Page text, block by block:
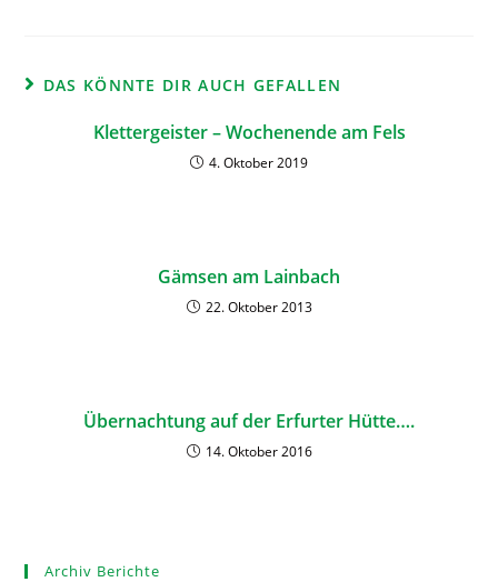
DAS KÖNNTE DIR AUCH GEFALLEN
Klettergeister – Wochenende am Fels
4. Oktober 2019
Gämsen am Lainbach
22. Oktober 2013
Übernachtung auf der Erfurter Hütte….
14. Oktober 2016
Archiv Berichte